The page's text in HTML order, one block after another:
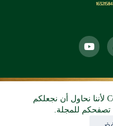
نحن نستخدم ملفات الارتباط Cookies لأننا نحاول أن نجعلكم
تصفحكم للمجلة.